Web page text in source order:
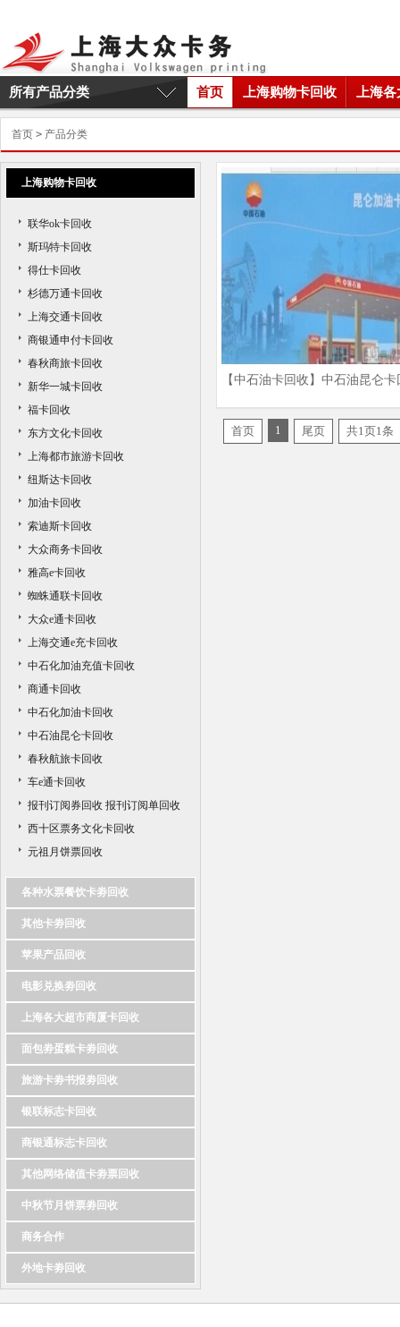
首页 上海购物卡回收 上海
所有产品分类
首页 > 产品分类
上海购物卡回收
联华ok卡回收
斯玛特卡回收
得仕卡回收
杉德万通卡回收
上海交通卡回收
商银通申付卡回收
春秋商旅卡回收
新华一城卡回收
福卡回收
东方文化卡回收
上海都市旅游卡回收
纽斯达卡回收
加油卡回收
索迪斯卡回收
大众商务卡回收
雅高e卡回收
蜘蛛通联卡回收
大众e通卡回收
上海交通e充卡回收
中石化加油充值卡回收
商通卡回收
中石化加油卡回收
中石油昆仑卡回收
春秋航旅卡回收
车e通卡回收
报刊订阅券回收 报刊订阅单回收
西十区票务文化卡回收
元祖月饼票回收
各种水票餐饮卡劵回收
其他卡劵回收
苹果产品回收
电影兑换劵回收
上海各大超市商厦卡回收
面包劵蛋糕卡劵回收
旅游卡劵书报劵回收
银联标志卡回收
商银通标志卡回收
其他网络储值卡劵票回收
中秋节月饼票劵回收
商务合作
外地卡劵回收
【中石油卡回收】中石油昆仑卡
首页 1 尾页 共1页1条